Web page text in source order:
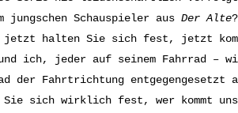
Schauspieler aus Der Alte
jetzt halten Sie sich fest, jetzt
ich, jeder auf seinem Fahrrad –
der Fahrtrichtung entgegengesetzt
sich wirklich fest, wer kommt uns